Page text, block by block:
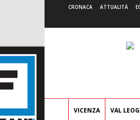
CRONACA ATTUALITÀ
VICENZA VAL